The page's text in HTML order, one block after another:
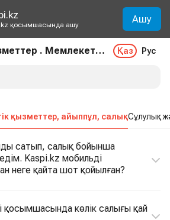
қосымшасында ашу Ашу
Төленетін қызметтер . Мемлекеттік қызметтер, айыппұл, салық Қаз Рус
қызметтер, айыппұл, салықСұлулық
бойынша
Kaspi.kz мобильді
неге қайта шот қойылған?
қосымшасында көлік салығы қай